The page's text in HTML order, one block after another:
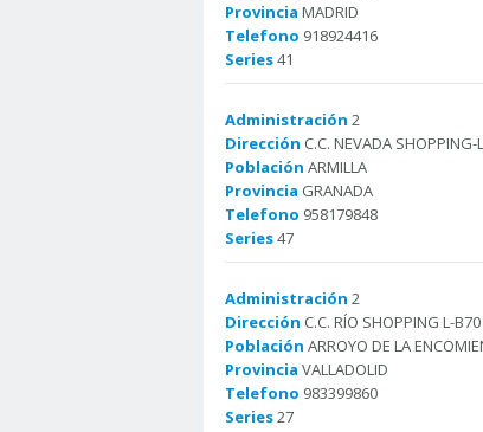
Provincia MADRID
Telefono 918924416
Series41
Administración 2
Dirección C.C. NEVADA
Población ARMILLA
Provincia GRANADA
Telefono 958179848
Series47
Administración 2
Dirección C.C. RÍO SHOPPING L-
Población ARROYO DE LA
Provincia VALLADOLID
Telefono 983399860
Series27